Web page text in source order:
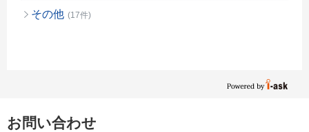
その他 (17件)
お問い合わせ